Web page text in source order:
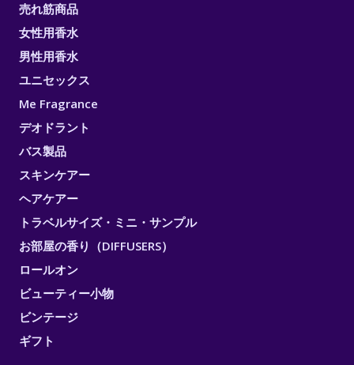
売れ筋商品
女性用香水
男性用香水
ユニセックス
Me Fragrance
デオドラント
バス製品
スキンケアー
ヘアケアー
トラベルサイズ・ミニ・サンプル
お部屋の香り（DIFFUSERS）
ロールオン
ビューティー小物
ビンテージ
ギフト